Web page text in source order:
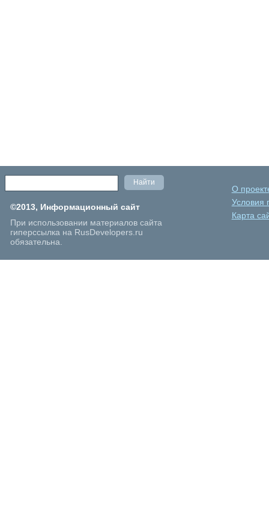
©2013, Информационный сайт
При использовании материалов сайта
гиперссылка на RusDevelopers.ru
обязательна.
О
Условия
Карта